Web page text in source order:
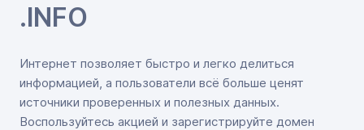
.INFO
Интернет позволяет быстро и легко делиться
информацией, а пользователи всё больше ценят
источники проверенных и полезных данных.
Воспользуйтесь акцией и зарегистрируйте домен